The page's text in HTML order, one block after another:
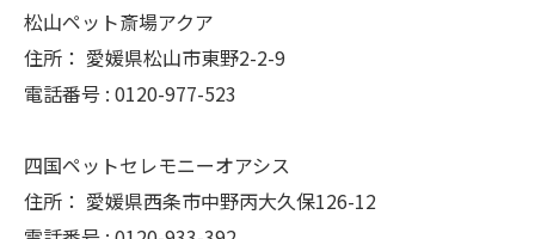
松山ペット斎場アクア
住所： 愛媛県松山市東野2-2-9
電話番号 : 0120-977-523
四国ペットセレモニーオアシス
住所： 愛媛県西条市中野丙大久保126-12